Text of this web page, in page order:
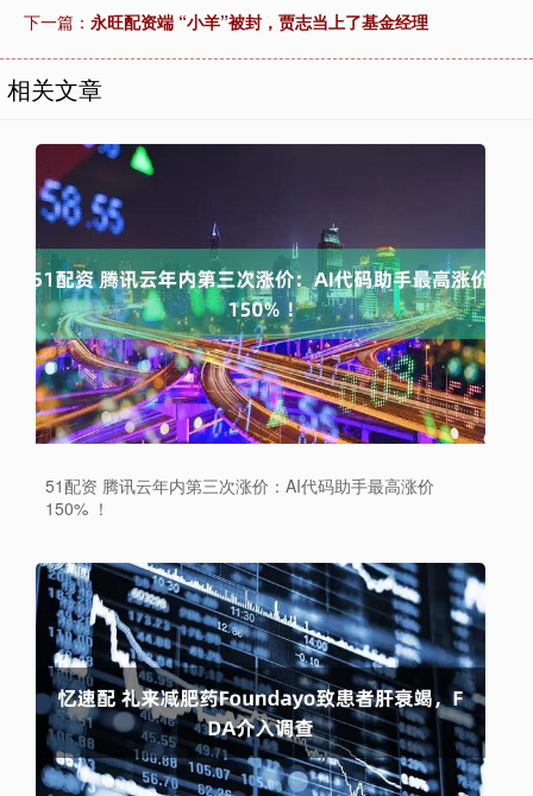
下一篇： 永旺配资端 “小羊”被封，贾志当上了基金经理
相关文章
51配资 腾讯云年内第三次涨价：AI代码助手最高涨价
150% ！